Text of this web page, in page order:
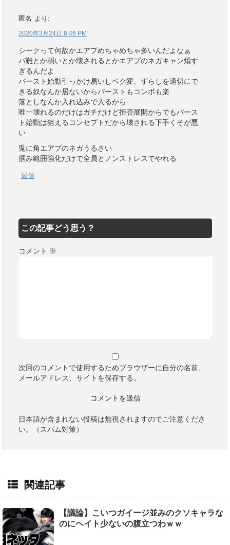
匿名 より:
2020年3月24日 8:46 PM
シークって何故かエアプめちゃめちゃ多いんだよなぁ
バ難とか弱いとか壊されるとかエアプのネガキャン煩す
ぎるんだよ
バースト始動引っかけ易いしベク変、ずらしを適切にで
きる奴なんか居ないからバーストもコンボも楽
落としなんか入れ込みで入るから
唯一壊れるのだけはガチだけど拒否展開からでもバース
ト始動は狙えるコンセプトだから壊される下手くそが悪
い
兎に角エアプのネガうるさい
掴み範囲強化だけで全員とノンストレスでやれる
返信
この記事どう思う？
コメント ※
次回のコメントで使用するためブラウザーに自分の名前、
メールアドレス、サイトを保存する。
日本語が含まれない投稿は無視されますのでご注意くださ
い。（スパム対策）
関連記事
【議論】こいつガイージ並みのクソキャラな
のにヘイト少ないの腹立つわｗｗ